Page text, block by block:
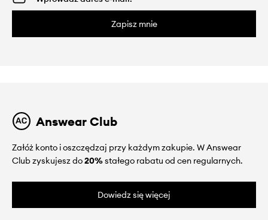
Zapisz mnie
Answear Club
Załóż konto i oszczędzaj przy każdym zakupie. W Answear
Club zyskujesz do20%stałego rabatu od cen regularnych.
Dowiedz się więcej